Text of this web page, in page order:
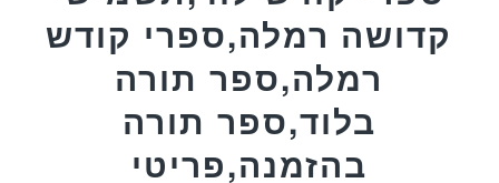
קדושה רמלה,ספרי קודש
רמלה,ספר תורה
בלוד,ספר תורה
בהזמנה,פריטי